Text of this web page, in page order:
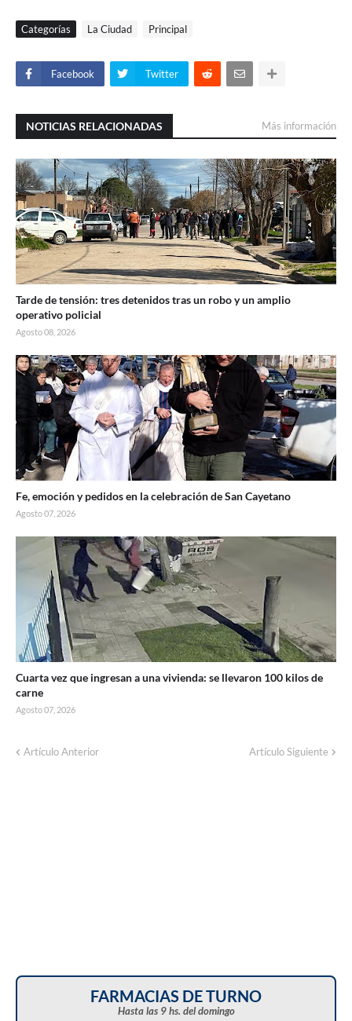
Categorías La Ciudad Principal
Facebook Twitter
NOTICIAS RELACIONADAS Más información
Tarde de tensión: tres detenidos tras un robo y un amplio
operativo policial
Agosto 08, 2026
Fe, emoción y pedidos en la celebración de San Cayetano
Agosto 07, 2026
Cuarta vez que ingresan a una vivienda: se llevaron 100 kilos de
carne
Agosto 07, 2026
Artículo Anterior Artículo Siguiente
Corte de energía programado para este
FARMACIAS DE TURNO
Hasta las 9 hs. del domingo